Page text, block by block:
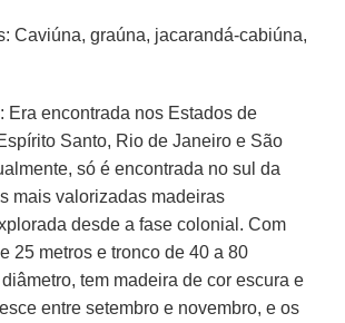
Caviúna, graúna, jacarandá-cabiúna,
Era encontrada nos Estados de
Santo, Rio de Janeiro e São
só é encontrada no sul da
mais valorizadas madeiras
desde a fase colonial. Com
25 metros e tronco de 40 a 80
tem madeira de cor escura e
entre setembro e novembro, e os